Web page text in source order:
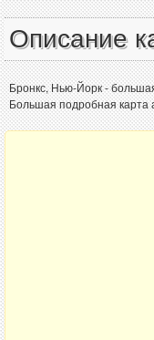
Описание
Бронкс, Нью-Йорк -
Большая подробная карта